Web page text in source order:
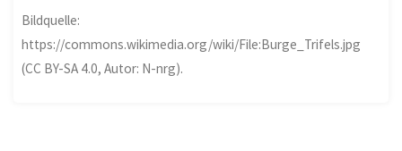
Bildquelle:
https://commons.wikimedia.org/wiki/File:Burge_Trifels.jpg
(CC BY-SA 4.0, Autor: N-nrg).